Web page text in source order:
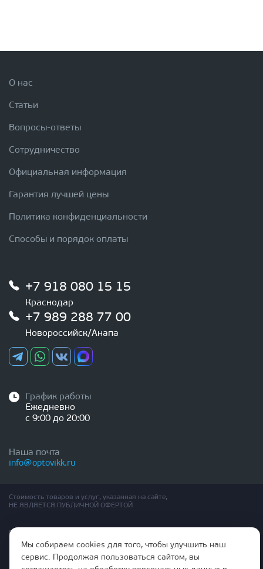
О нас
Статьи
Вопросы-ответы
Сотрудничество
Официальная информация
Гарантия лучшей цены
Политика конфиденциальности
Способы и порядок оплаты
+7 918 080 15 15
Краснодар
+7 989 288 77 00
Новороссийск/Анапа
График работы
Ежедневно
с 9:00 до 20:00
Наша почта
info@optovikk.ru
Стоимость товаров и услуг, указанная на сайте,
НЕ ЯВЛЯЕТСЯ ПУБЛИЧНОЙ ОФЕРТОЙ
Правила эксплутации входных и межкомнатных дверей
Политика обработки персональных данных
Согласие на обработку персональных данных
Мы собираем cookies для того, чтобы улучшить наш
сервис. Продолжая пользоваться сайтом, вы